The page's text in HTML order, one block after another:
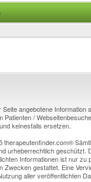
Seite angebotene Information
Patienten /
keinesfalls ersetzen.
therapeutenfinder.com®
urheberrechtlich geschützt.
Informationen ist nur zu
Zwecken gestattet. Eine
aller veröffentlichten